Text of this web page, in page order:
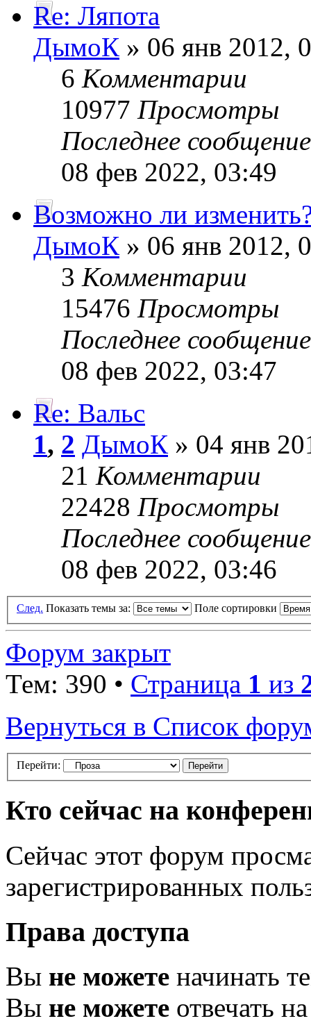
Re: Ляпота
ДымоК » 06 янв 2012,
6 Комментарии
10977 Просмотры
Последнее
08 фев 2022, 03:49
Возможно ли
ДымоК » 06 янв 2012,
3 Комментарии
15476 Просмотры
Последнее
08 фев 2022, 03:47
Re: Вальс
1, 2 ДымоК » 04 янв
21 Комментарии
22428 Просмотры
Последнее
08 фев 2022, 03:46
След. Показать темы за: Поле сортировки
Форум закрыт
Тем: 390 • Страница 1 из
Вернуться в Список
Перейти:
Кто сейчас на
Сейчас этот форум
зарегистрированных
Права доступа
Вы не можете начинать
Вы не можете отвечать